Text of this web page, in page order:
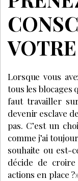
Lorsque vous
tous les blocages
faut travailler
devenir esclave
pas. C’est un
comme j’ai
souhaite ou est-
décide de
actions en place